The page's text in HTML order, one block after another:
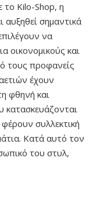
το Kilo-Shop, η
σημαντικά
να
οικονομικούς και
τους προφανείς
έχουν
φθηνή και
συλλεκτική
Κατά αυτό τον
του στυλ,